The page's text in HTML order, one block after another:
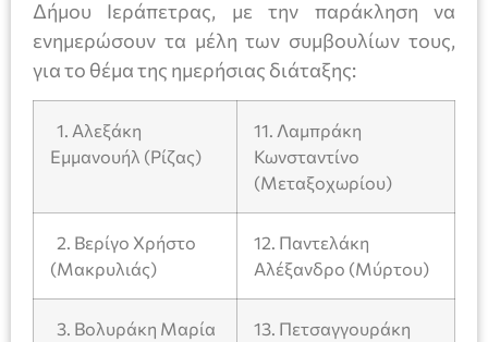
Δήμου Ιεράπετρας, με την παράκληση να
ενημερώσουν τα μέλη των συμβουλίων τους,
για το θέμα της ημερήσιας διάταξης:
1. Αλεξάκη
Εμμανουήλ (Ρίζας)
11. Λαμπράκη
Κωνσταντίνο
(Μεταξοχωρίου)
2. Βερίγο Χρήστο
(Μακρυλιάς)
12. Παντελάκη
Αλέξανδρο (Μύρτου)
3. Βολυράκη Μαρία
13. Πετσαγγουράκη